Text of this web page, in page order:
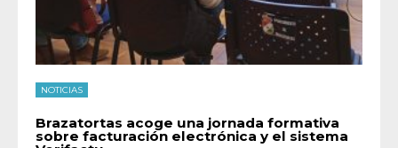
NOTICIAS
Brazatortas acoge una jornada formativa
sobre facturación electrónica y el sistema